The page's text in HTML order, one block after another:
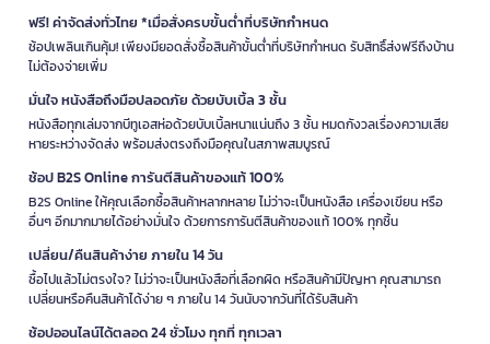
ฟรี! ค่าจัดส่งทั่วไทย *เมื่อสั่งครบขั้นต่ำที่บริษัทกำหนด
ช้อปเพลินเกินคุ้ม! เพียงมียอดสั่งซื้อสินค้าขั้นต่ำที่บริษัทกำหนด รับสิทธิ์ส่งฟรีถึงบ้าน
ไม่ต้องจ่ายเพิ่ม
มั่นใจ หนังสือถึงมือปลอดภัย ด้วยบับเบิ้ล 3 ชั้น
หนังสือทุกเล่มจากบีทูเอสห่อด้วยบับเบิ้ลหนาแน่นถึง 3 ชั้น หมดกังวลเรื่องความเสีย
หายระหว่างจัดส่ง พร้อมส่งตรงถึงมือคุณในสภาพสมบูรณ์
ช้อป B2S Online การันตีสินค้าของแท้ 100%
B2S Online ให้คุณเลือกซื้อสินค้าหลากหลาย ไม่ว่าจะเป็นหนังสือ เครื่องเขียน หรือ
อื่นๆ อีกมากมายได้อย่างมั่นใจ ด้วยการการันตีสินค้าของแท้ 100% ทุกชิ้น
เปลี่ยน/คืนสินค้าง่าย ภายใน 14 วัน
ซื้อไปแล้วไม่ตรงใจ? ไม่ว่าจะเป็นหนังสือที่เลือกผิด หรือสินค้ามีปัญหา คุณสามารถ
เปลี่ยนหรือคืนสินค้าได้ง่าย ๆ ภายใน 14 วันนับจากวันที่ได้รับสินค้า
ช้อปออนไลน์ได้ตลอด 24 ชั่วโมง ทุกที่ ทุกเวลา